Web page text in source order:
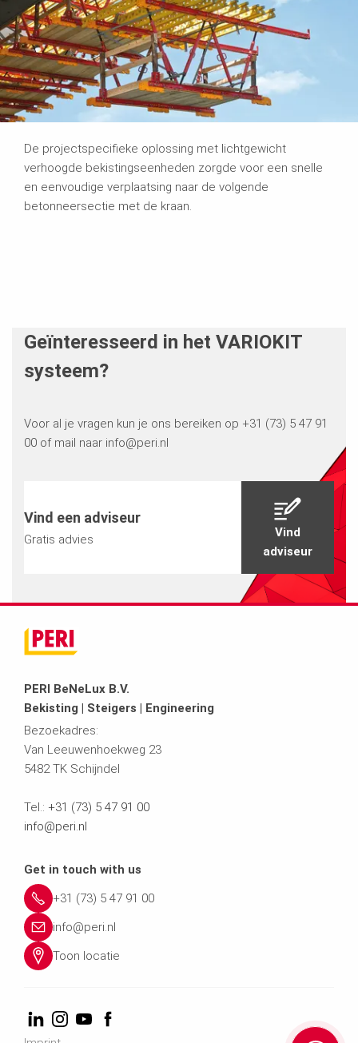
De projectspecifieke oplossing met lichtgewicht
verhoogde bekistingseenheden zorgde voor een snelle
en eenvoudige verplaatsing naar de volgende
betonneersectie met de kraan.
Geïnteresseerd in het VARIOKIT
systeem?
Voor al je vragen kun je ons bereiken op +31 (73) 5 47 91
00 of mail naar info@peri.nl
Vind een adviseur
Gratis advies
Vind
adviseur
PERI BeNeLux B.V.
Bekisting | Steigers | Engineering
Bezoekadres:
Van Leeuwenhoekweg 23
5482 TK Schijndel
Tel.: +31 (73) 5 47 91 00
info@peri.nl
Get in touch with us
+31 (73) 5 47 91 00
info@peri.nl
Toon locatie